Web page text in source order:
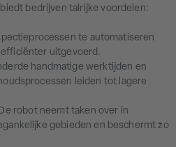
bedrijven talrijke voordelen:
te automatiseren
uitgevoerd.
handmatige werktijden en
leiden tot lagere
robot neemt taken over in
gebieden en beschermt zo